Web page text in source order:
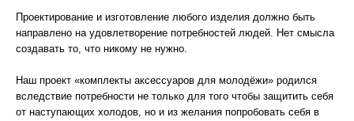
Проектирование и изготовление любого изделия должно быть
направлено на удовлетворение потребностей людей. Нет смысла
создавать то, что никому не нужно.
Наш проект «комплекты аксессуаров для молодёжи» родился
вследствие потребности не только для того чтобы защитить себя
от наступающих холодов, но и из желания попробовать себя в